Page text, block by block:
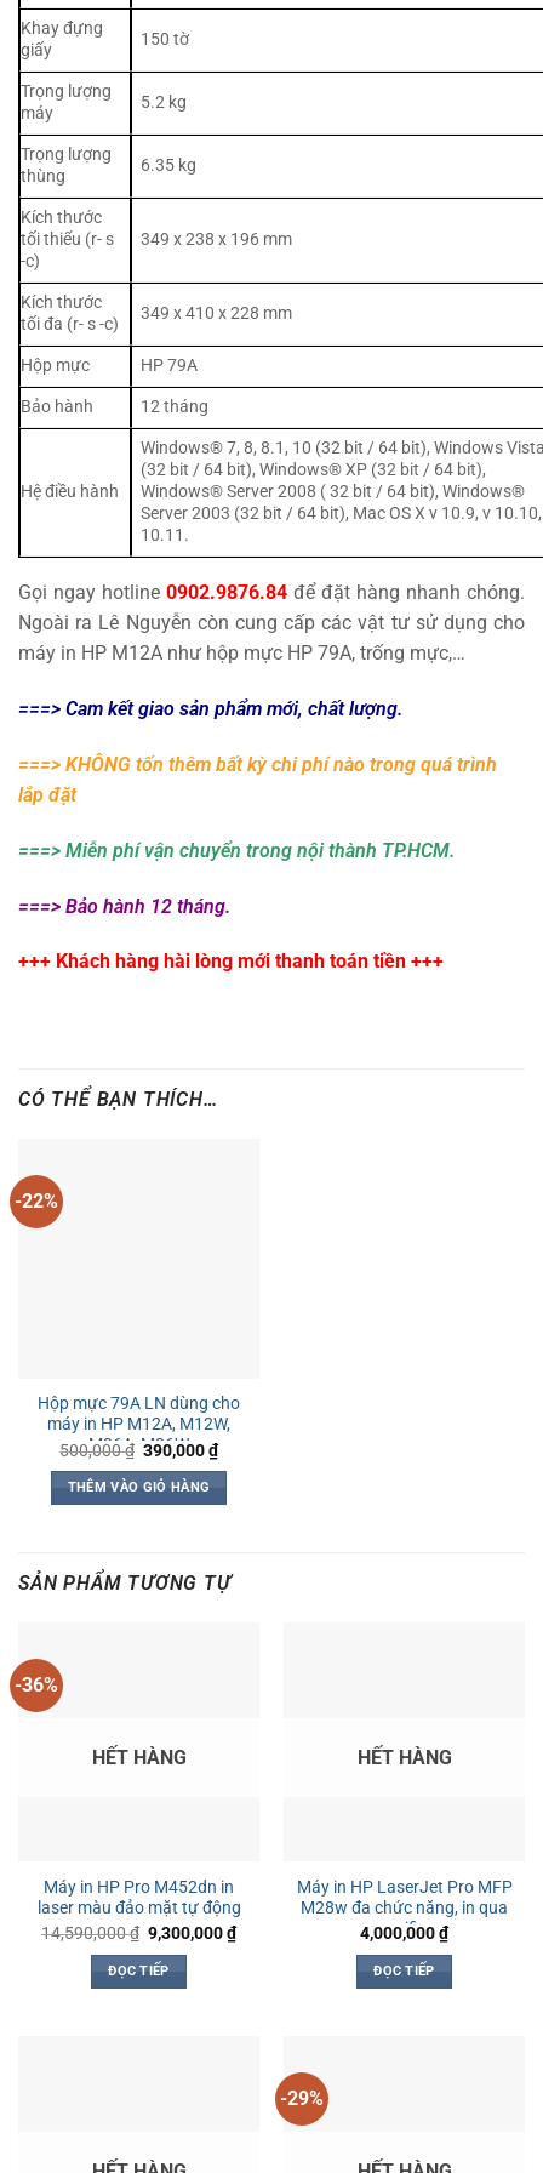
Khay đựng
giấy
150 tờ
Trọng lượng
máy
5.2 kg
Trọng lượng
thùng
6.35 kg
Kích thước
tối thiểu (r- s
-c)
349 x 238 x 196 mm
Kích thước
tối đa (r- s -c)
349 x 410 x 228 mm
Hộp mực
HP 79A
Bảo hành
12 tháng
Hệ điều hành
Windows® 7, 8, 8.1, 10 (32 bit / 64 bit), Windows
(32 bit / 64 bit), Windows® XP (32 bit / 64 bit),
Windows® Server 2008 ( 32 bit / 64 bit), Windows®
Server 2003 (32 bit / 64 bit), Mac OS X v 10.9, v
10.11.
Gọi ngay hotline 0902.9876.84 để đặt hàng nhanh chóng.
Ngoài ra Lê Nguyễn còn cung cấp các vật tư sử dụng cho
máy in HP M12A như hộp mực HP 79A, trống mực,…
===> Cam kết giao sản phẩm mới, chất lượng.
===> KHÔNG tốn thêm bất kỳ chi phí nào trong quá trình
lắp đặt
===> Miễn phí vận chuyển trong nội thành TP.HCM.
===> Bảo hành 12 tháng.
+++ Khách hàng hài lòng mới thanh toán tiền +++
CÓ THỂ BẠN THÍCH…
-22%
Hộp mực 79A LN dùng cho
máy in HP M12A, M12W,
M26A, M26W
500,000₫ Giá
là:
500,000 ₫.
390,000₫Giá
hiện
390,000 ₫.
THÊM VÀO GIỎ HÀNG
SẢN PHẨM TƯƠNG TỰ
-36%
HẾT HÀNG
Máy in HP Pro M452dn in
laser màu đảo mặt tự động
14,590,000₫ Giá
gốc
là:
14,590,000 ₫.
9,300,000₫Giá
hiện
ĐỌC TIẾP
HẾT HÀNG
Máy in HP LaserJet Pro MFP
M28w đa chức năng, in qua
wifi
4,000,000₫
ĐỌC TIẾP
-29%